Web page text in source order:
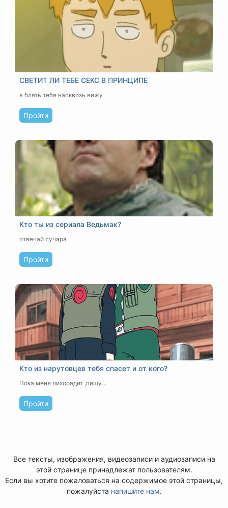
СВЕТИТ ЛИ ТЕБЕ СЕКС В ПРИНЦИПЕ
я блять тебя насквозь вижу
Пройти
Кто ты из сериала Ведьмак?
отвечай сучара
Пройти
Кто из нарутовцев тебя спасет и от кого?
Пока меня лихорадит ,пишу...
Пройти
Все тексты, изображения, видеозаписи и аудиозаписи на
этой странице принадлежат пользователям.
Если вы хотите пожаловаться на содержимое этой страницы,
пожалуйста напишите нам.